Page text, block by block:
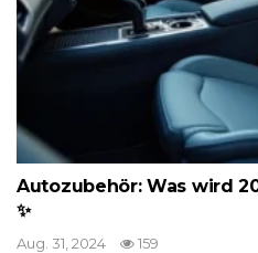
Autozubehör: Was wird
✨
Aug. 31, 2024 159